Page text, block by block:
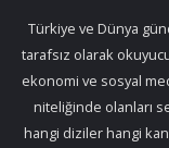
Türkiye ve Dünya
tarafsız olarak
ekonomi ve sosyal
niteliğinde olanları
hangi diziler hangi